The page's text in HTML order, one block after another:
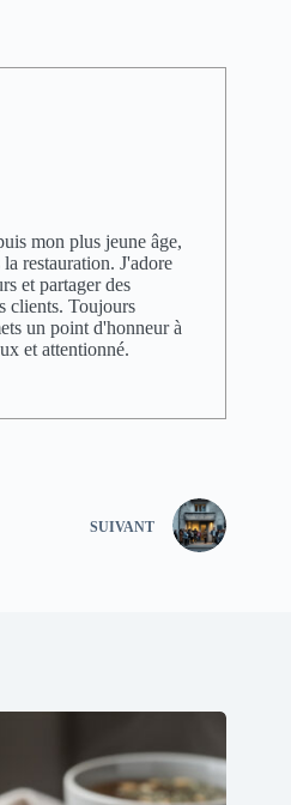
mon plus jeune âge,
restauration. J'adore
et partager des
clients. Toujours
un point d'honneur à
et attentionné.
SUIVANT